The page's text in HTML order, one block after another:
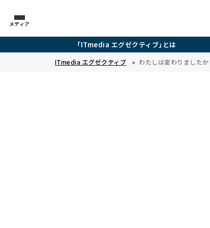
メディア
「ITmedia エグゼクティブ」とは
ITmedia エグゼクティブ わたしは変わりましたか